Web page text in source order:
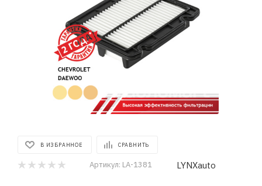
В ИЗБРАННОЕ СРАВНИТЬ
Артикул: LA-1381 LYNXauto